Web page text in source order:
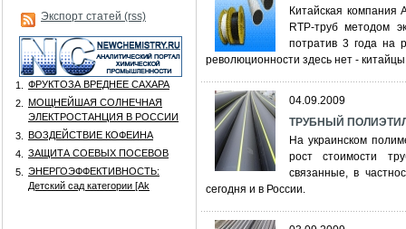
Экспорт статей (rss)
1.
ФРУКТОЗА ВРЕДНЕЕ САХАРА
2.
МОЩНЕЙШАЯ СОЛНЕЧНАЯ
ЭЛЕКТРОСТАНЦИЯ В РОССИИ
3.
ВОЗДЕЙСТВИЕ КОФЕИНА
4.
ЗАЩИТА СОЕВЫХ ПОСЕВОВ
5.
ЭНЕРГОЭФФЕКТИВНОСТЬ:
Детский сад категории [Аk
Китайская компания
RTP-труб методом
потратив 3 года на
революционности здесь нет -
04.09.2009
ТРУБНЫЙ
На украинском
рост стоимости
связанные, в
сегодня и в России.